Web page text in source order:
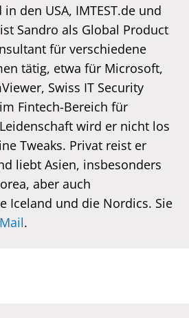
den USA, IMTEST.de und
Sandro als Global Product
für verschiedene
tätig, etwa für Microsoft,
Swiss IT Security
Fintech-Bereich für
wird er nicht los
Tweaks. Privat reist er
liebt Asien, insbesonders
aber auch
Iceland und die Nordics. Sie
.